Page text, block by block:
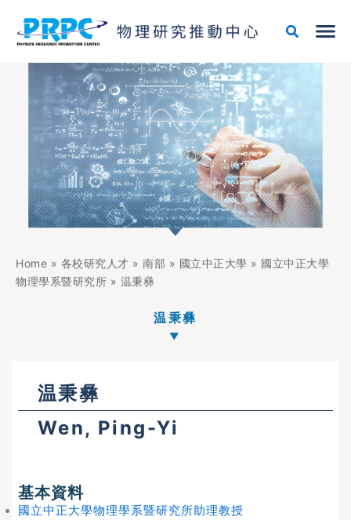
Home » 各校研究人才 » 南部 » 國立中正大學 » 國立中正大學
物理學系暨研究所 » 温秉彝
温秉彝
温秉彝
Wen, Ping-Yi
基本資料
國立中正大學物理學系暨研究所助理教授